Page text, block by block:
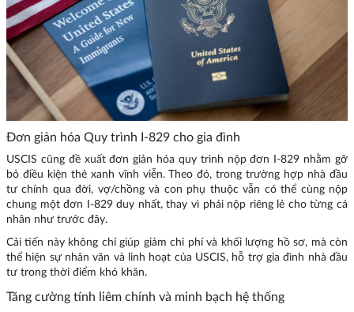
Đơn giản hóa Quy trình I-829 cho gia đình
USCIS cũng đề xuất đơn giản hóa quy trình nộp đơn I-829 nhằm gỡ
bỏ điều kiện thẻ xanh vĩnh viễn. Theo đó, trong trường hợp nhà đầu
tư chính qua đời, vợ/chồng và con phụ thuộc vẫn có thể cùng nộp
chung một đơn I-829 duy nhất, thay vì phải nộp riêng lẻ cho từng cá
nhân như trước đây.
Cải tiến này không chỉ giúp giảm chi phí và khối lượng hồ sơ, mà còn
thể hiện sự nhân văn và linh hoạt của USCIS, hỗ trợ gia đình nhà đầu
tư trong thời điểm khó khăn.
Tăng cường tính liêm chính và minh bạch hệ thống